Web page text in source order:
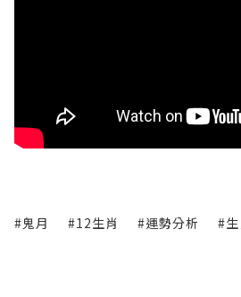
#鬼月 #12生肖 #運勢分析 #